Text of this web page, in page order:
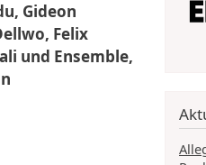
Gideon
Felix
und Ensemble,